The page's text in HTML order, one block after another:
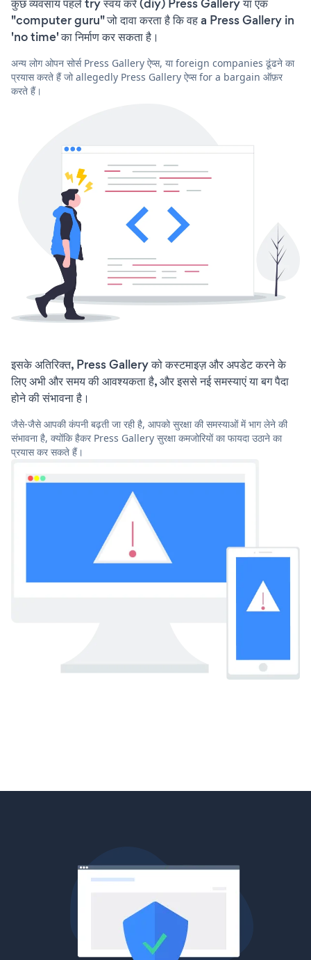
"computer guru" जो दावा करता है कि वह a Press Gallery in
'no time' का निर्माण कर सकता है।
अन्य लोग ओपन सोर्स Press Gallery ऐप्स, या foreign companies ढूंढने का
प्रयास करते हैं जो allegedly Press Gallery ऐप्स for a bargain ऑफ़र
करते हैं।
इसके अतिरिक्त, Press Gallery को कस्टमाइज़ और अपडेट करने के
लिए अभी और समय की आवश्यकता है, और इससे नई समस्याएं या बग पैदा
होने की संभावना है।
जैसे-जैसे आपकी कंपनी बढ़ती जा रही है, आपको सुरक्षा की समस्याओं में भाग लेने की
संभावना है, क्योंकि हैकर Press Gallery सुरक्षा कमजोरियों का फायदा उठाने का
प्रयास कर सकते हैं।